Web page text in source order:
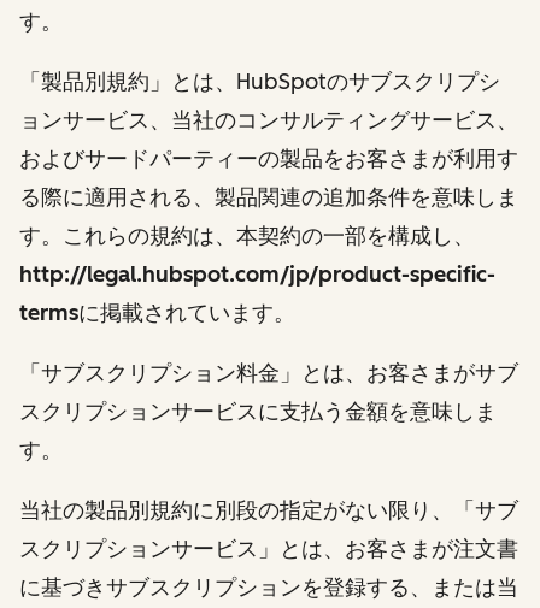
す。
「製品別規約」とは、HubSpotのサブスクリプシ
ョンサービス、当社のコンサルティングサービス、
およびサードパーティーの製品をお客さまが利用す
る際に適用される、製品関連の追加条件を意味しま
す。これらの規約は、本契約の一部を構成し、
http://legal.hubspot.com/jp/product-specific-
termsに掲載されています。
「サブスクリプション料金」とは、お客さまがサブ
スクリプションサービスに支払う金額を意味しま
す。
当社の製品別規約に別段の指定がない限り、「サブ
スクリプションサービス」とは、お客さまが注文書
に基づきサブスクリプションを登録する、または当